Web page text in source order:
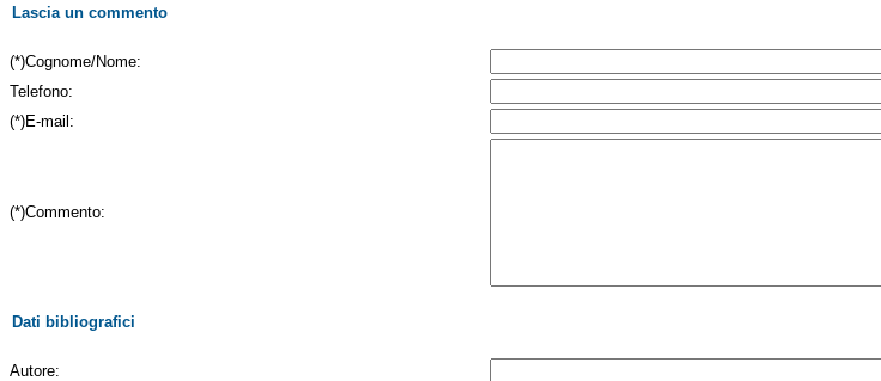
Lascia un commento
(*)Cognome/Nome:
Telefono:
(*)E-mail:
(*)Commento:
Dati bibliografici
Autore: